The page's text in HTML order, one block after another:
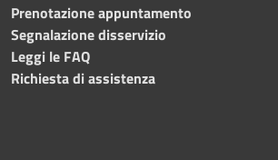
Prenotazione appuntamento
Segnalazione disservizio
Leggi le FAQ
Richiesta di assistenza